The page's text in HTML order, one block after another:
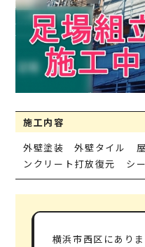
施工内容
外壁塗装 外壁タイル
ンクリート打放復元 シ
横浜市西区にあり